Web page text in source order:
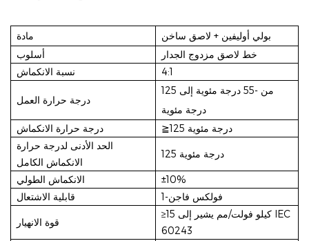
مادة
بولي أوليفين + لاصق ساخن
أسلوب
خط لاصق مزدوج الجدار
نسبة الانكماش
4:1
درجة حرارة العمل
من -55 درجة مئوية إلى 125
درجة مئوية
درجة حرارة الانكماش
≧125 درجة مئوية
الحد الأدنى لدرجة حرارة
الانكماش الكامل
125 درجة مئوية
الانكماش الطولي
±10%
قابلية الاشتعال
فولكس فاجن-1
قوة الانهيار
≥15 كيلو فولت/مم يشير إلى IEC
60243